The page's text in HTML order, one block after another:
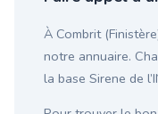
À Combrit
notre annuaire.
la base Sirene de